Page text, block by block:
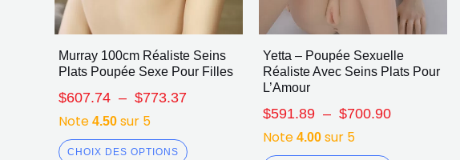
Murray 100cm Réaliste Seins
Plats Poupée Sexe Pour Filles
$607.74 – $773.37
Note 4.50 sur 5
CHOIX DES OPTIONS
Yetta – Poupée Sexuelle
Réaliste Avec Seins Plats Pour
L’Amour
$591.89 – $700.90
Note4.00 sur 5